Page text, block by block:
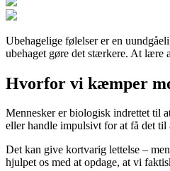
Ubehagelige følelser er en
ubehaget gøre det stærkere. At lære
Hvorfor vi kæmper
Mennesker er biologisk indrettet til
eller handle impulsivt for at få det til
Det kan give kortvarig lettelse –
hjulpet os med at opdage, at vi